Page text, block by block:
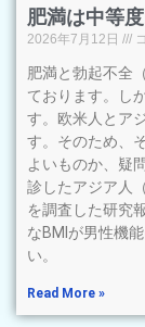
肥満は中等
2026年7月12日
肥満と勃起不全
ております。し
す。欧米人とア
す。そのため、
よいものか、疑
診したアジア人
を調査した研究
なBMIが男性機
い。
Read More »